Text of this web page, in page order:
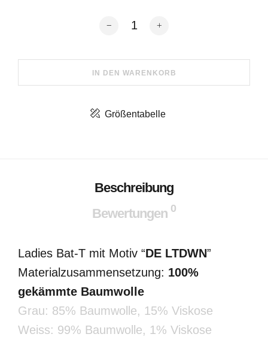
DE LTDWN Ladies Bat-T Menge
IN DEN WARENKORB
Größentabelle
Beschreibung
Bewertungen 0
Ladies Bat-T mit Motiv “DE LTDWN”
Materialzusammensetzung: 100%
gekämmte Baumwolle
Grau: 85% Baumwolle, 15% Viskose
Weiss: 99% Baumwolle, 1% Viskose